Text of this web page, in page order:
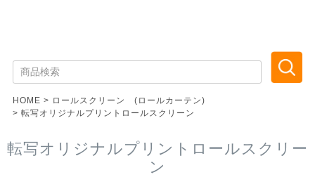
HOME
ロールスクリーン (ロールカーテン)
転写オリジナルプリントロールスクリーン
転写オリジナルプリントロールスクリー
ン